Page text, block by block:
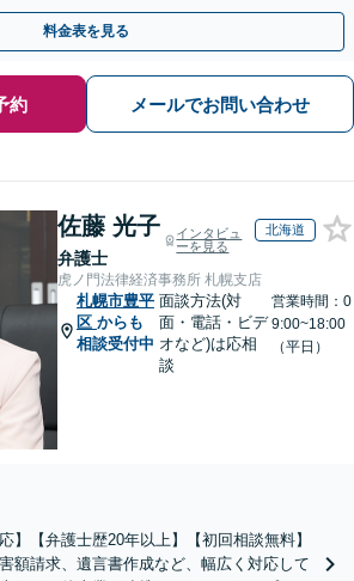
室】【自衛隊前駅8分】
料金表を見る
約 メールでお問い合わせ
佐藤 光子
弁護士
インタビュ
ーを見る
北海道
虎ノ門法律経済事務所 札幌支店
札幌市豊平
区 からも
相談受付中
面談方法(対
面・電話・ビデ
オなど)は応相
談
営業時間：0
9:00~18:00
（平日）
】【弁護士歴20年以上】【初回相談無料】
額請求、遺言書作成など、幅広く対応して